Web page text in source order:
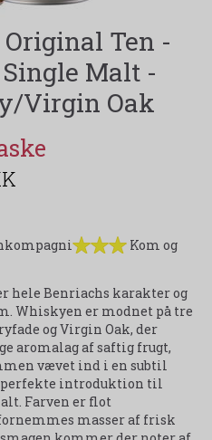
Ten -
Single Malt -
Virgin Oak
Kom og
hele Benriachs karakter og
Whiskyen er modnet på tre
og Virgin Oak, der
aromalag af saftig frugt,
vævet ind i en subtil
perfekte introduktion til
Farven er flot
masser af frisk